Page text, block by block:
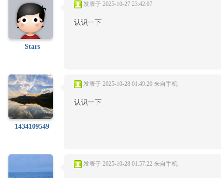
Stars
发表于 2025-10-27 23:42:07
认识一下
1434109549
发表于 2025-10-28 01:49:20 来自手机
认识一下
发表于 2025-10-28 01:57:22 来自手机